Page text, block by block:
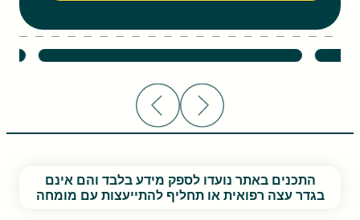
שסק –
התכנים באתר נועדו לספק מידע בלבד והם אינם
בגדר עצה רפואית או תחליף להתייעצות עם מומחה